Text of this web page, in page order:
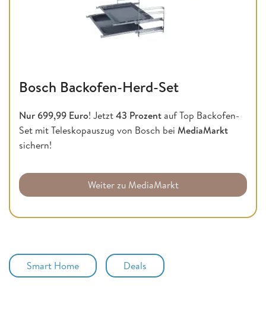
Bosch Backofen-Herd-Set
Nur 699,99 Euro! Jetzt43 Prozentauf Top Backofen-
Set mit Teleskopauszug von Bosch bei MediaMarkt
sichern!
Weiter zu MediaMarkt
Smart Home Deals